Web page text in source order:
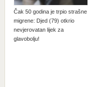
Čak 50 godina je trpio strašne
migrene: Djed (79) otkrio
nevjerovatan lijek za
glavobolju!